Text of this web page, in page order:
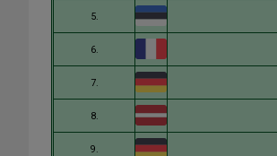
5.
6.
7.
8.
9.